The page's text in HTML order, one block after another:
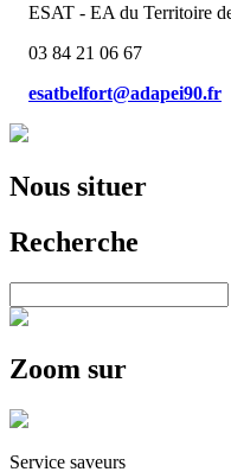
ESAT - EA du Territoire
03 84 21 06 67
esatbelfort@adapei90.fr
Nous situer
Recherche
Zoom sur
Service saveurs